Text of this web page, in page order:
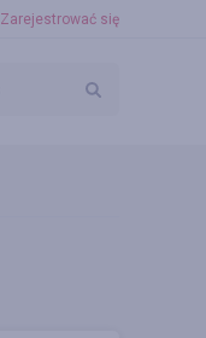
Zarejestrować się